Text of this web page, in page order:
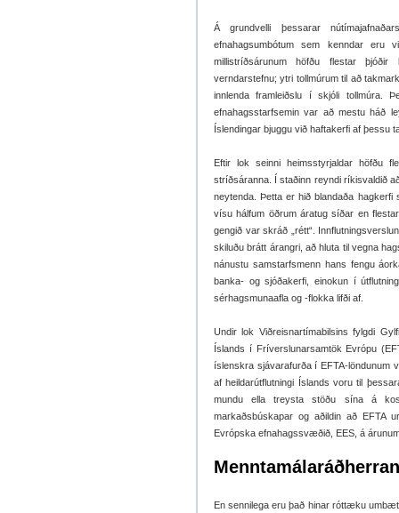
Á grundvelli þessarar
efnahagsumbótum sem kenndar eru
millistríðsárunum höfðu flestar
verndarstefnu; ytri tollmúrum til að
innlenda framleiðslu í skjóli tollmúra.
efnahagsstarfsemin var að mestu háð
Íslendingar bjuggu við haftakerfi af þessu
Eftir lok seinni heimsstyrjaldar höfðu
stríðsáranna. Í staðinn reyndi ríkisvaldið
neytenda. Þetta er hið blandaða
vísu hálfum öðrum áratug síðar en
gengið var skráð „rétt“.
skiluðu brátt árangri, að hluta til vegna
nánustu samstarfsmenn hans fengu
banka- og sjóðakerfi, einokun í
sérhagsmunaafla og -flokka lifði af.
Undir lok Viðreisnartímabilsins fylgdi
Íslands í Fríverslunarsamtök Evrópu
íslenskra sjávarafurða í EFTA-
af heildarútflutningi Íslands voru til
mundu ella treysta stöðu sína á
markaðsbúskapar og aðildin að EFTA
Evrópska efnahagssvæðið, EES, á
En sennilega eru það hinar róttæku